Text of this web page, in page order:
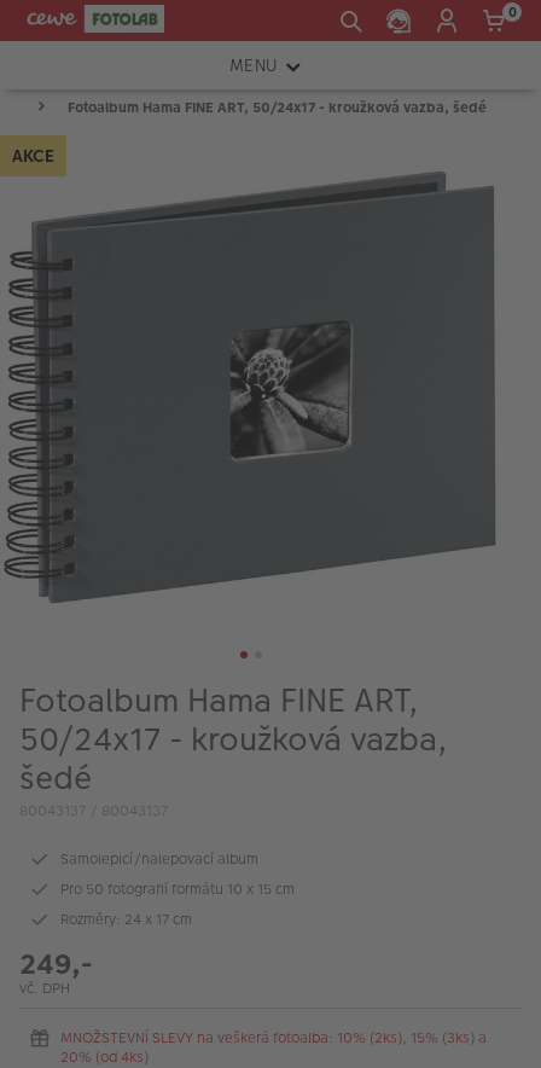
0
MENU
FOTOAPARÁTY
OBJEKTIVY
ATELIÉR
INSTAX™
TISKÁRNY A SKENERY
FOTOBRAŠNY
PŘÍSLUŠENSTVÍ
RÁMEČKY
FOTOALBA
VÝPRODEJ
FOTO BAZAR
Fotoprodukty
Fotoalbum Hama FINE ART, 50/24x17 - kroužková vazba, šedé
AKCE
Fotoalbum Hama FINE ART,
50/24x17 - kroužková vazba,
šedé
80043137 / 80043137
Samolepicí/nalepovací album
Pro 50 fotografií formátu 10 x 15 cm
Rozměry: 24 x 17 cm
249,-
vč. DPH
MNOŽSTEVNÍ SLEVY na veškerá fotoalba: 10% (2ks), 15% (3ks) a
20% (od 4ks)